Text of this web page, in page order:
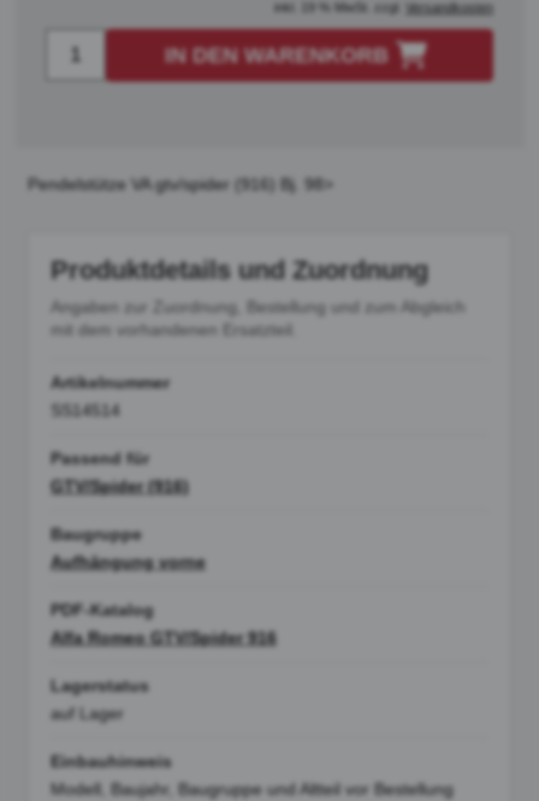
inkl. 19 % MwSt. zzgl. Versandkosten
IN DEN WARENKORB
Pendelstütze VA gtv/spider (916) Bj. 98>
Produktdetails und Zuordnung
Angaben zur Zuordnung, Bestellung und zum Abgleich
mit dem vorhandenen Ersatzteil.
Artikelnummer
SS14514
Passend für
GTV/Spider (916)
Baugruppe
Aufhängung vorne
PDF-Katalog
Alfa Romeo GTV/Spider 916
Lagerstatus
auf Lager
Einbauhinweis
Modell, Baujahr, Baugruppe und Altteil vor Bestellung